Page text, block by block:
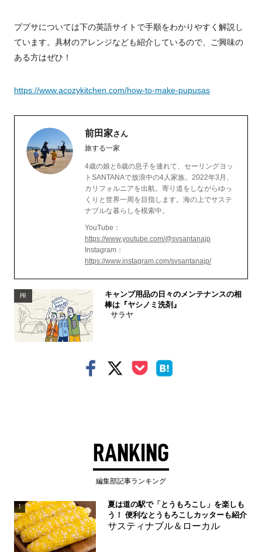
ププサについては下の英語サイトで手順をわかりやすく解説し
ています。具材のアレンジなども紹介しているので、ご興味の
ある方はぜひ！
https://www.acozykitchen.com/how-to-make-pupusas
前田家さん
旅する一家
4歳の娘と6歳の息子を連れて、セーリングヨッ
トSANTANAで放浪中の4人家族。2022年3月、
カリフォルニアを出航。寄り道をしながらゆっ
くりと世界一周を目指します。海の上でサステ
ナブルな暮らしを模索中。
YouTube：
https://www.youtube.com/@svsantanajp
Instagram：
https://www.instagram.com/svsantanajp/
PR
キャンプ用品の日々のメンテナンスの相
棒は『ヤシノミ洗剤』
サラヤ
RANKING
編集部記事ランキング
1
夏は道の駅で「とうもろこし」を楽しも
う！ 便利なとうもろこしカッターも紹介
サスティナブル＆ローカル